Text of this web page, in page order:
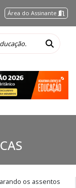
Área do Assinante
os assentos